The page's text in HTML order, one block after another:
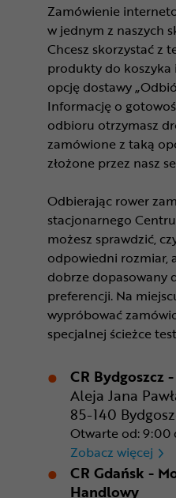
Zamówienie
w jednym z naszych
Chcesz skorzystać z
produkty do koszyka
opcję dostawy
Informację o
odbioru otrzymasz
zamówione z taką
złożone przez nasz
Odbierając rower
stacjonarnego
możesz sprawdzić,
odpowiedni rozmiar,
dobrze dopasowany
preferencji. Na
wypróbować
specjalnej ścieżce
CR Bydgoszcz
Aleja Jana
85-140
Otwarte od: 9:00
Zobacz więcej
CR Gdańsk -
Handlowy